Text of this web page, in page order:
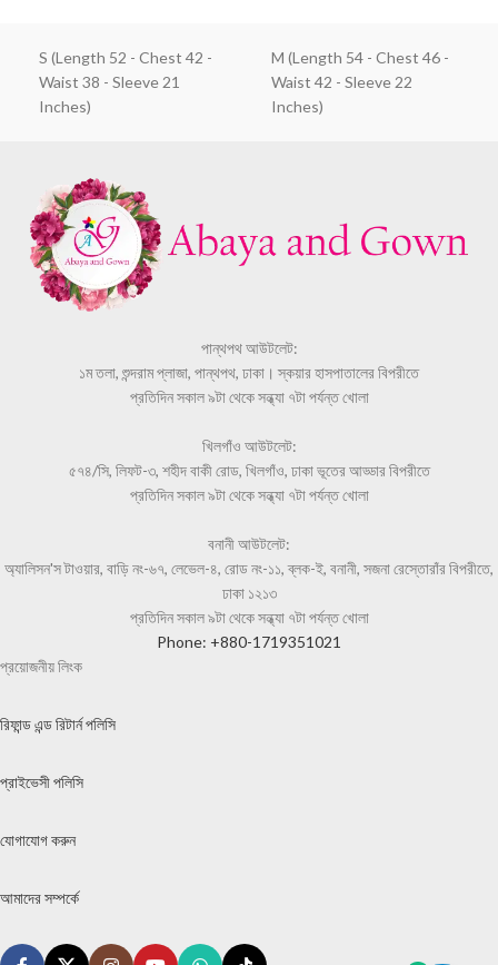
S (Length 52 - Chest 42 -
Waist 38 - Sleeve 21
Inches)
M (Length 54 - Chest 46 -
Waist 42 - Sleeve 22
Inches)
পান্থপথ আউটলেট:
১ম তলা, শুন্দরাম প্লাজা, পান্থপথ, ঢাকা। স্কয়ার হাসপাতালের বিপরীতে
প্রতিদিন সকাল ৯টা থেকে সন্ধ্যা ৭টা পর্যন্ত খোলা
খিলগাঁও আউটলেট:
৫৭৪/সি, লিফট-৩, শহীদ বাকী রোড, খিলগাঁও, ঢাকা ভূতের আড্ডার বিপরীতে
প্রতিদিন সকাল ৯টা থেকে সন্ধ্যা ৭টা পর্যন্ত খোলা
বনানী আউটলেট:
অ্যালিসন'স টাওয়ার, বাড়ি নং-৬৭, লেভেল-৪, রোড নং-১১, ব্লক-ই, বনানী, সজনা রেস্তোরাঁর বিপরীতে,
ঢাকা ১২১৩
প্রতিদিন সকাল ৯টা থেকে সন্ধ্যা ৭টা পর্যন্ত খোলা
Phone: +880-1719351021
প্রয়োজনীয় লিংক
রিফান্ড এন্ড রিটার্ন পলিসি
প্রাইভেসী পলিসি
যোগাযোগ করুন
আমাদের সম্পর্কে